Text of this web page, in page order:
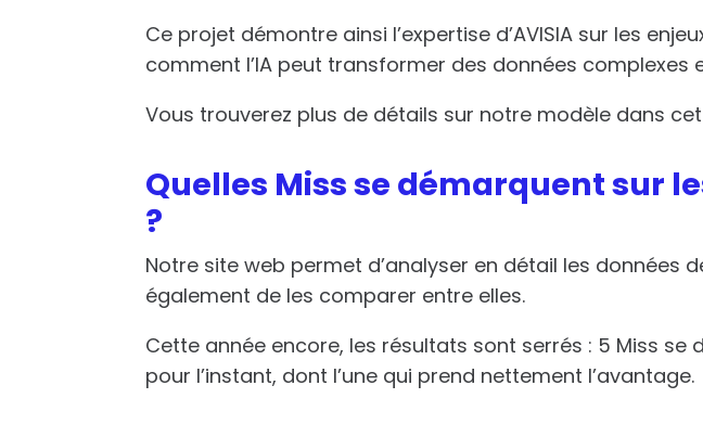
Ce projet démontre ainsi l’expertise d’AVISIA sur les
comment l’IA peut transformer des données complexes
Vous trouverez plus de détails sur notre modèle dans cet
Quelles Miss se démarquent sur
?
Notre site web permet d’analyser en détail les données
également de les comparer entre elles.
Cette année encore, les résultats sont serrés : 5 Miss
pour l’instant, dont l’une qui prend nettement l’avantage.